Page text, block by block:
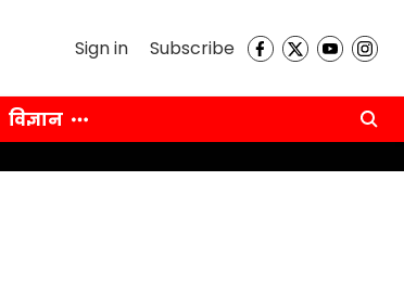
Sign in Subscribe
विज्ञान